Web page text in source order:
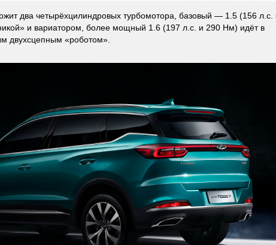
два четырёхцилиндровых турбомотора, базовый — 1.5 (156 л.с.
и вариатором, более мощный 1.6 (197 л.с. и 290 Нм) идёт в
двухсцепным «роботом».